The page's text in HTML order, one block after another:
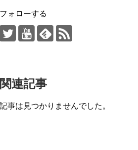
フォローする
関連記事
記事は見つかりませんでした。